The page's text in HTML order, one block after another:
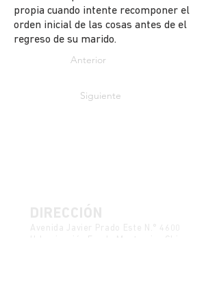
propia cuando intente recomponer el
orden inicial de las cosas antes de el
regreso de su marido.
Anterior
Siguiente